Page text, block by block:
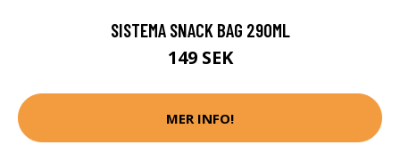
SISTEMA SNACK BAG 290ML
149 SEK
MER INFO!